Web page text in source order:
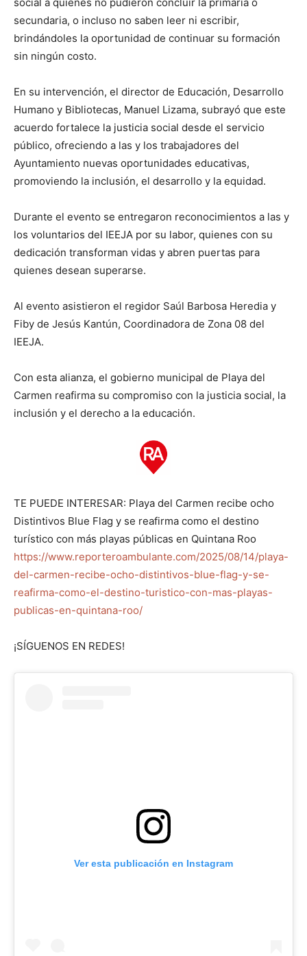
secundaria, o incluso no saben leer ni escribir,
brindándoles la oportunidad de continuar su formación
sin ningún costo.
En su intervención, el director de Educación, Desarrollo
Humano y Bibliotecas, Manuel Lizama, subrayó que este
acuerdo fortalece la justicia social desde el servicio
público, ofreciendo a las y los trabajadores del
Ayuntamiento nuevas oportunidades educativas,
promoviendo la inclusión, el desarrollo y la equidad.
Durante el evento se entregaron reconocimientos a las y
los voluntarios del IEEJA por su labor, quienes con su
dedicación transforman vidas y abren puertas para
quienes desean superarse.
Al evento asistieron el regidor Saúl Barbosa Heredia y
Fiby de Jesús Kantún, Coordinadora de Zona 08 del
IEEJA.
Con esta alianza, el gobierno municipal de Playa del
Carmen reafirma su compromiso con la justicia social, la
inclusión y el derecho a la educación.
TE PUEDE INTERESAR: Playa del Carmen recibe ocho
Distintivos Blue Flag y se reafirma como el destino
turístico con más playas públicas en Quintana Roo
https://www.reporteroambulante.com/2025/08/14/playa-
del-carmen-recibe-ocho-distintivos-blue-flag-y-se-
reafirma-como-el-destino-turistico-con-mas-playas-
publicas-en-quintana-roo/
¡SÍGUENOS EN REDES!
Ver esta publicación en Instagram